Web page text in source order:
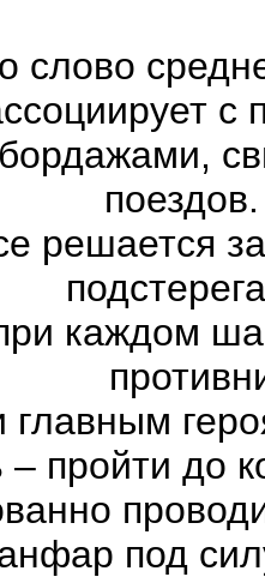
слово
с
решается
каждом
главным
– пройти до
под